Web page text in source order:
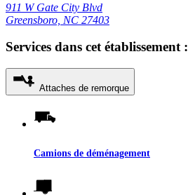
911 W Gate City Blvd
Greensboro, NC 27403
Services dans cet établissement :
Attaches de remorque
Camions de déménagement